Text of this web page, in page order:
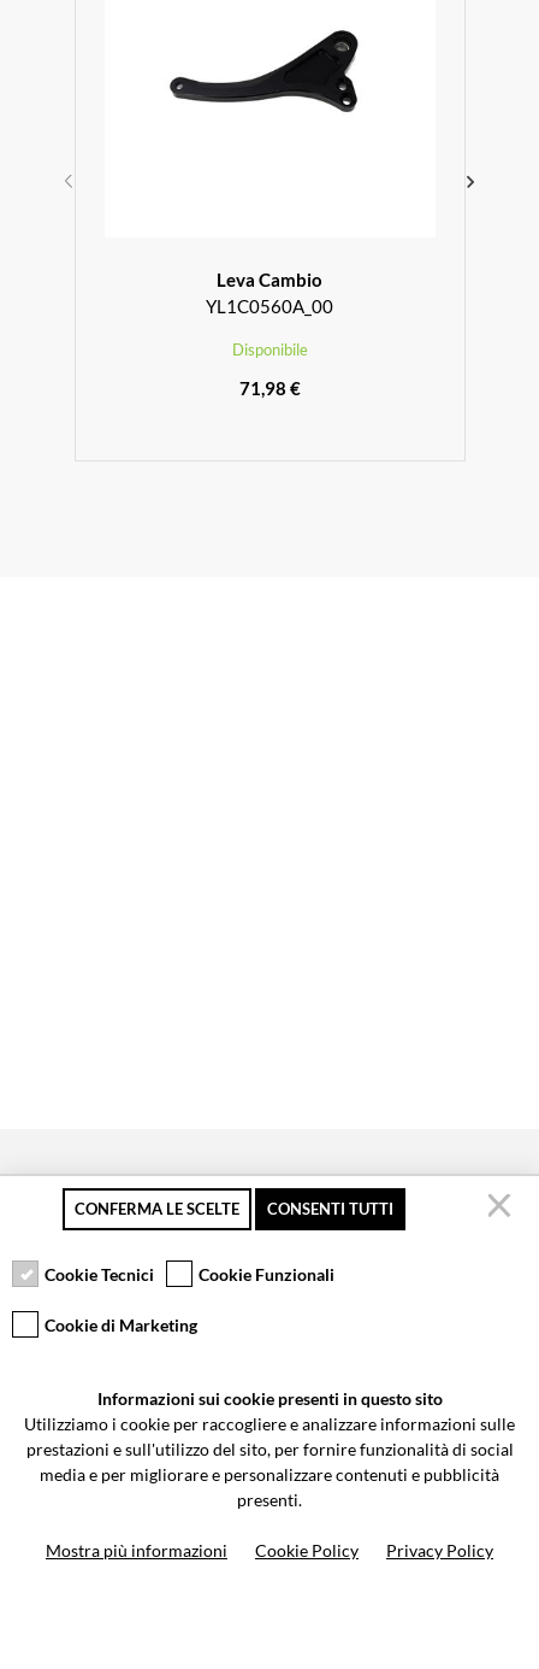
Leva Cambio
YL1C0560A_00
Disponibile
71,98 €
Pagamento sicuro
Resi gratuiti fino a 30
Servizio clienti
Via Galileo Galilei 5 | Verano Brianza (MB) 20843 | ITALY
0362-805407-info@valtermoto.com
CONFERMA LE SCELTE CONSENTI TUTTI
Cookie Tecnici Cookie Funzionali
Cookie di Marketing
Informazioni sui cookie presenti in questo sito
Utilizziamo i cookie per raccogliere e analizzare informazioni sulle
prestazioni e sull'utilizzo del sito, per fornire funzionalità di social
media e per migliorare e personalizzare contenuti e pubblicità
presenti.
Mostra più informazioni Cookie Policy Privacy Policy